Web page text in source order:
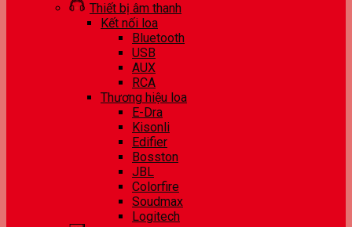
Thiết bị âm thanh
Kết nối loa
Bluetooth
USB
AUX
RCA
Thương hiệu loa
E-Dra
Kisonli
Edifier
Bosston
JBL
Colorfire
Soudmax
Logitech